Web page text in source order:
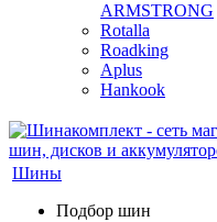
ARMSTRONG
Rotalla
Roadking
Aplus
Hankook
Шины
Подбор шин